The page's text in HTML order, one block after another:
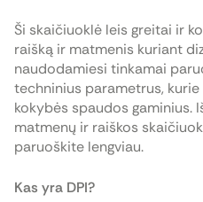
Ši skaičiuoklė leis greitai ir
raišką ir matmenis kuriant
naudodamiesi tinkamai
techninius parametrus,
kokybės spaudos gaminius.
matmenų ir raiškos
paruoškite lengviau.
Kas yra DPI?